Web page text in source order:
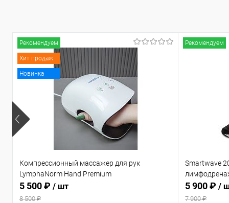
Рекомендуем
Хит продаж
Новинка
Компрессионный массажер для рук
LymphaNorm Hand Premium
5 500 ₽ / шт
8 500 ₽
Рекомендуем
Smartwave
5 900 ₽ /
7 900 ₽